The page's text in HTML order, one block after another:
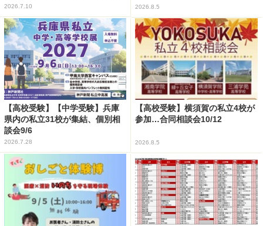
2026.7.10 2026.8.5
【高校受験】【中学受験】兵庫
県内の私立31校が集結、個別相
談会9/6
2026.7.28
【高校受験】横須賀の私立4校が
参加…合同相談会10/12
2026.8.5